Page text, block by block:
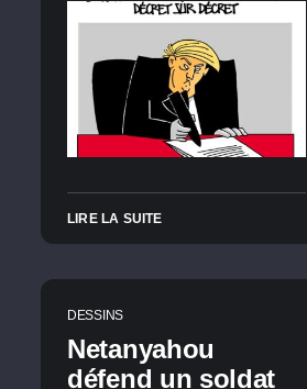
LIRE LA SUITE
DESSINS
Netanyahou
défend un soldat